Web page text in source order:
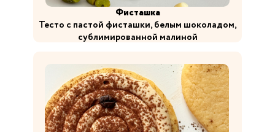
Фисташка
Тесто с пастой фисташки, белым шоколадом,
сублимированной малиной